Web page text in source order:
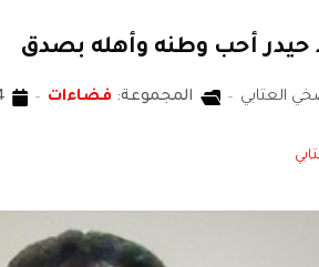
أحب وطنه وأهله بصدق
العتابي المجموعة: فضاءات 24